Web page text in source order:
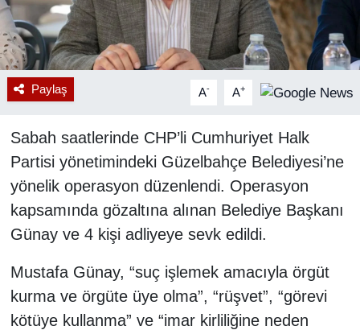
Paylaş A- A+
Sabah saatlerinde CHP’li Cumhuriyet Halk
Partisi yönetimindeki Güzelbahçe Belediyesi’ne
yönelik operasyon düzenlendi. Operasyon
kapsamında gözaltına alınan Belediye Başkanı
Günay ve 4 kişi adliyeye sevk edildi.
Mustafa Günay, “suç işlemek amacıyla örgüt
kurma ve örgüte üye olma”, “rüşvet”, “görevi
kötüye kullanma” ve “imar kirliliğine neden